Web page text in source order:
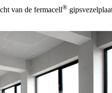
van de fermacell®